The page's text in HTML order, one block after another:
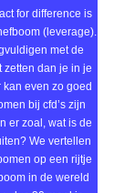
for difference is
(leverage).
met de
zetten dan je in je
bij cfd’s zijn
er zoal, wat is de
We vertellen
op een rijtje